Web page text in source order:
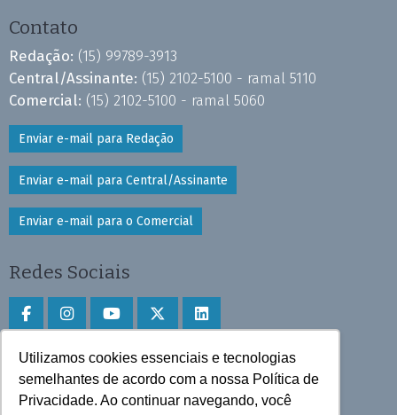
Utilizamos cookies essenciais e tecnologias
semelhantes de acordo com a nossa Política de
Privacidade. Ao continuar navegando, você
Contato
Redação: (15) 99789-3913
Central/Assinante: (15) 2102-5100 - ramal 5110
Comercial: (15) 2102-5100 - ramal 5060
Enviar e-mail para Redação
Enviar e-mail para Central/Assinante
Enviar e-mail para o Comercial
Redes Sociais
Faça download do aplicativo
Play Store e App Store